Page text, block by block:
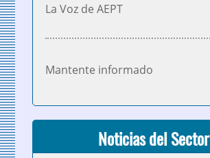
La Voz de AEPT
Mantente informado
Noticias del Sector